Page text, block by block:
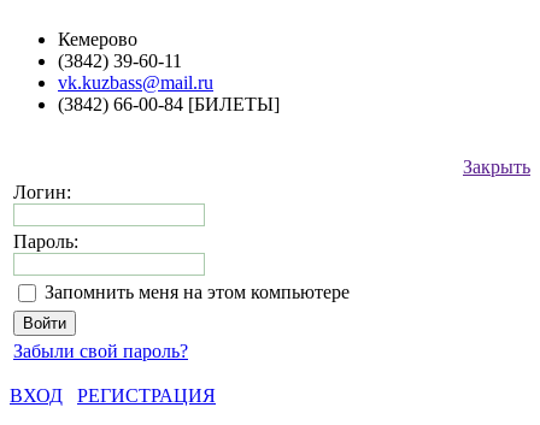
Кемерово
(3842) 39-60-11
vk.kuzbass@mail.ru
(3842) 66-00-84 [БИЛЕТЫ]
Закрыть
Логин:
Пароль:
Запомнить меня на этом компьютере
Забыли свой пароль?
ВХОД
РЕГИСТРАЦИЯ